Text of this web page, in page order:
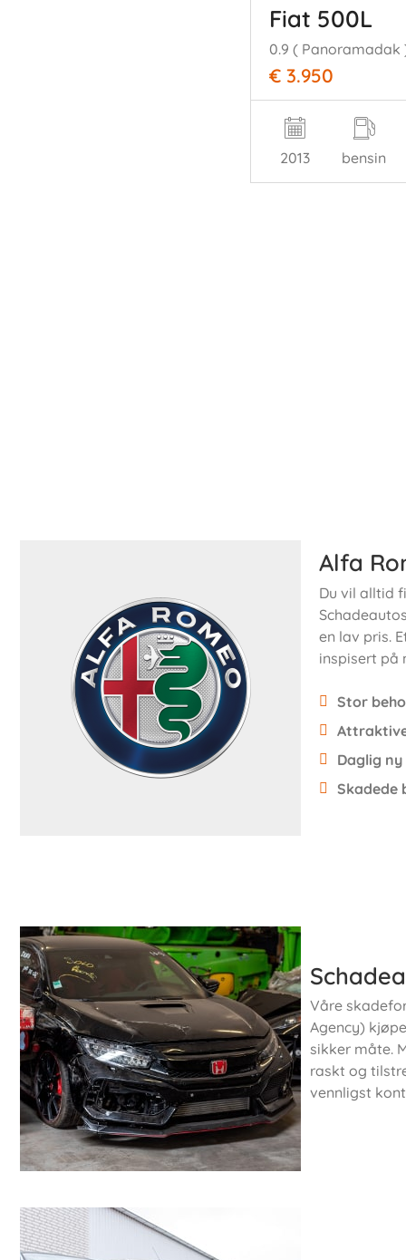
Fiat 500L
€ 3.950
2013 bensin
Alfa
Du vil alltid
en lav pris.
inspisert på
Stor
Daglig
Skadede
Våre
Agency)
sikker måte.
raskt og
vennligst